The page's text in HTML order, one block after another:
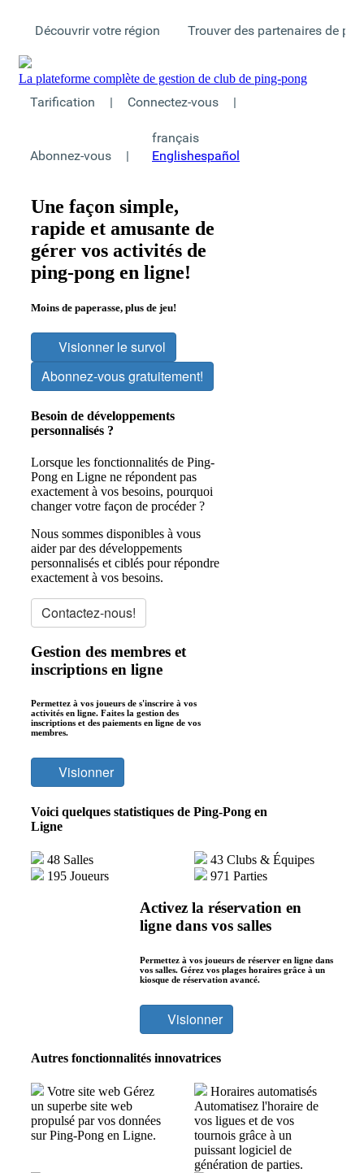
Découvrir votre région Trouver des partenaires de
La plateforme complète de gestion de club de ping-pong
Tarification | Connectez-vous |
Abonnez-vous |
français
Englishespañol
Une façon simple,
rapide et amusante de
gérer vos activités de
ping-pong en ligne!
Moins de paperasse, plus de jeu!
Visionner le survol
Abonnez-vous gratuitement!
Besoin de développements
personnalisés ?
Lorsque les fonctionnalités de Ping-
Pong en Ligne ne répondent pas
exactement à vos besoins, pourquoi
changer votre façon de procéder ?
Nous sommes disponibles à vous
aider par des développements
personnalisés et ciblés pour répondre
exactement à vos besoins.
Contactez-nous!
Gestion des membres et
inscriptions en ligne
Permettez à vos joueurs de s'inscrire à vos
activités en ligne. Faites la gestion des
inscriptions et des paiements en ligne de vos
membres.
Visionner
Voici quelques statistiques de Ping-Pong en
Ligne
48 Salles 43 Clubs & Équipes
195 Joueurs 971 Parties
Activez la réservation en
ligne dans vos salles
Permettez à vos joueurs de réserver en ligne dans
vos salles. Gérez vos plages horaires grâce à un
kiosque de réservation avancé.
Visionner
Autres fonctionnalités innovatrices
Votre site web Gérez
un superbe site web
propulsé par vos données
sur Ping-Pong en Ligne.
Horaires automatisés
Automatisez l'horaire de
vos ligues et de vos
tournois grâce à un
puissant logiciel de
génération de parties.